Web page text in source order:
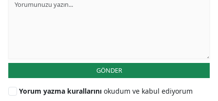
GÖNDER
Yorum yazma kurallarını okudum ve kabul ediyorum